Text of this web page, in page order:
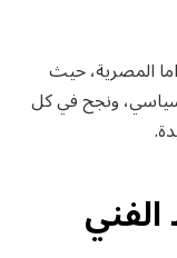
المصرية، حيث
ونجح في كل